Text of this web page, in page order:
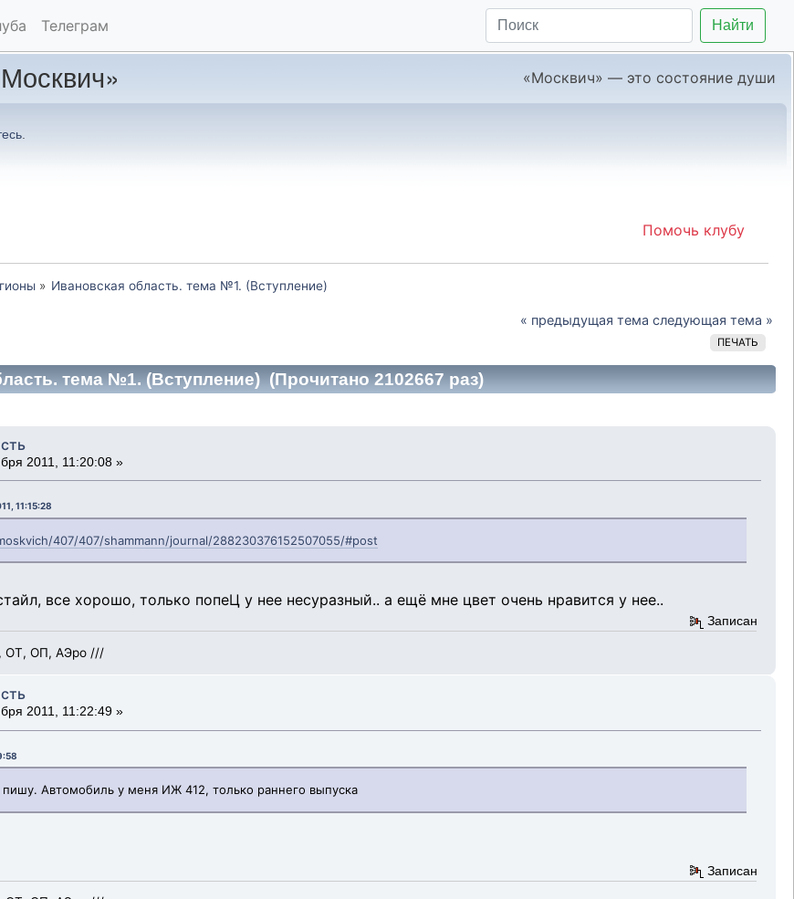
Телеграм Найти
«Москвич» — это состояние души
Помочь клубу
» Ивановская область. тема №1. (Вступление)
« предыдущая тема следующая тема »
ПЕЧАТЬ
тема №1. (Вступление) (Прочитано 2102667 раз)
2011, 11:20:08 »
11:15:28
407/407/shammann/journal/288230376152507055/#post
все хорошо, только попеЦ у нее несуразный.. а ещё мне цвет очень нравится у нее..
Записан
ОТ, ОП, АЭро ///
2011, 11:22:49 »
пишу. Автомобиль у меня ИЖ 412, только раннего выпуска
Записан